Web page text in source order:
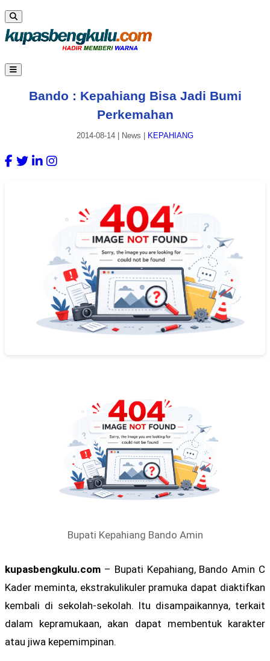
Bando : Kepahiang Bisa Jadi Bumi
Perkemahan
2014-08-14 News KEPAHIANG
Bupati Kepahiang Bando Amin
kupasbengkulu.com – Bupati Kepahiang, Bando Amin C
Kader meminta, ekstrakulikuler pramuka dapat diaktifkan
kembali di sekolah-sekolah. Itu disampaikannya, terkait
dalam kepramukaan, akan dapat membentuk karakter
atau jiwa kepemimpinan.